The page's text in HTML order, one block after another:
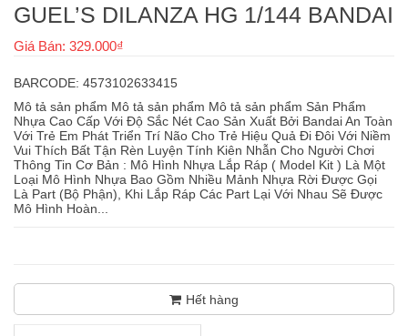
GUEL’S DILANZA HG 1/144 BANDAI
Giá Bán: 329.000₫
BARCODE: 4573102633415
Mô tả sản phẩm Mô tả sản phẩm Mô tả sản phẩm Sản Phẩm
Nhựa Cao Cấp Với Độ Sắc Nét Cao Sản Xuất Bởi Bandai An Toàn
Với Trẻ Em Phát Triển Trí Não Cho Trẻ Hiệu Quả Đi Đôi Với Niềm
Vui Thích Bất Tận Rèn Luyện Tính Kiên Nhẫn Cho Người Chơi
Thông Tin Cơ Bản : Mô Hình Nhựa Lắp Ráp ( Model Kit ) Là Một
Loại Mô Hình Nhựa Bao Gồm Nhiều Mảnh Nhựa Rời Được Gọi
Là Part (Bộ Phận), Khi Lắp Ráp Các Part Lại Với Nhau Sẽ Được
Mô Hình Hoàn...
Hết hàng